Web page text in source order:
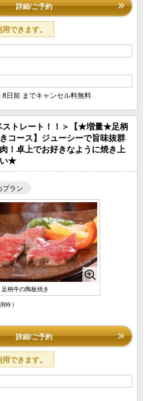
詳細/ご予約
できます。
日前 までキャンセル料無料
ストレート！！＞【★増量★足柄
コース】ジューシーで旨味抜群
！卓上でお好きなように焼き上
い★
プラン
足柄牛の陶板焼き
時 )
詳細/ご予約
できます。